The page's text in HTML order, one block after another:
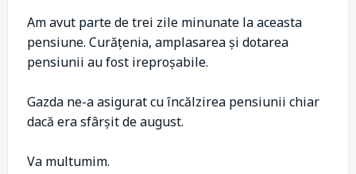
Am avut parte de trei zile minunate la aceasta
pensiune. Curățenia, amplasarea și dotarea
pensiunii au fost ireproșabile.
Gazda ne-a asigurat cu încălzirea pensiunii chiar
dacă era sfârșit de august.
Va multumim.